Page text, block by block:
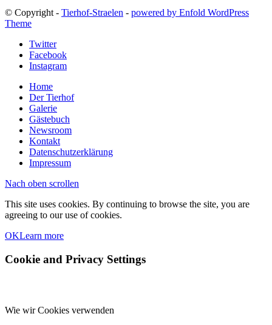
© Copyright - Tierhof-Straelen - powered by Enfold WordPress
Theme
Twitter
Facebook
Instagram
Home
Der Tierhof
Galerie
Gästebuch
Newsroom
Kontakt
Datenschutzerklärung
Impressum
Nach oben scrollen
This site uses cookies. By continuing to browse the site, you are
agreeing to our use of cookies.
OKLearn more
Cookie and Privacy Settings
Wie wir Cookies verwenden